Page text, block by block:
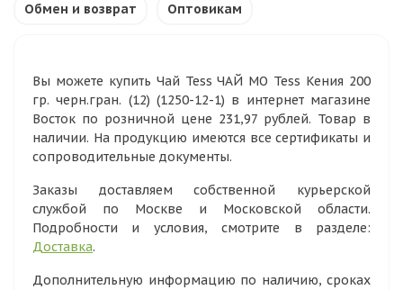
Обмен и возврат Оптовикам
Вы можете купить Чай Tess ЧАЙ МО Tess Кения 200
гр. черн.гран. (12) (1250-12-1) в интернет магазине
Восток по розничной цене 231,97 рублей. Товар в
наличии. На продукцию имеются все сертификаты и
сопроводительные документы.
Заказы доставляем собственной курьерской
службой по Москве и Московской области.
Подробности и условия, смотрите в разделе:
Доставка.
Дополнительную информацию по наличию, сроках